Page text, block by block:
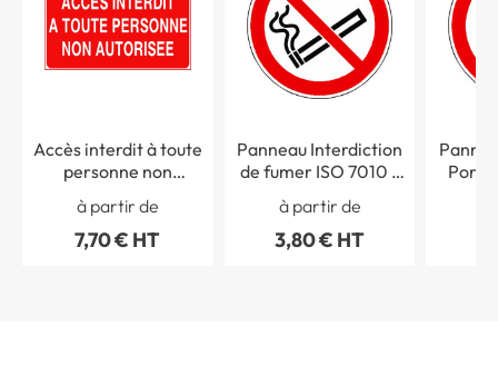
Accès interdit à toute
personne non
autorisée - STF 3228S
à partir de
7,70 € HT
Panneau Interdiction
de fumer ISO 7010 -
à partir de
3,80 € HT